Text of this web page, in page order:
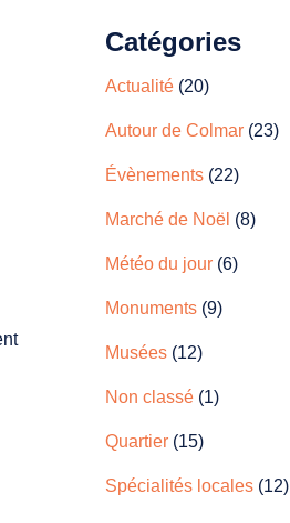
Catégories
Actualité (20)
Autour de Colmar (23)
Évènements (22)
Marché de Noël (8)
Météo du jour (6)
Monuments (9)
Musées (12)
Non classé (1)
Quartier (15)
Spécialités locales (12)